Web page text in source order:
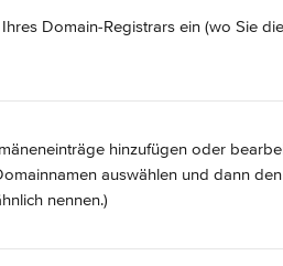
Domain-Registrars ein (wo Sie
hinzufügen oder
auswählen und dann
nennen.)